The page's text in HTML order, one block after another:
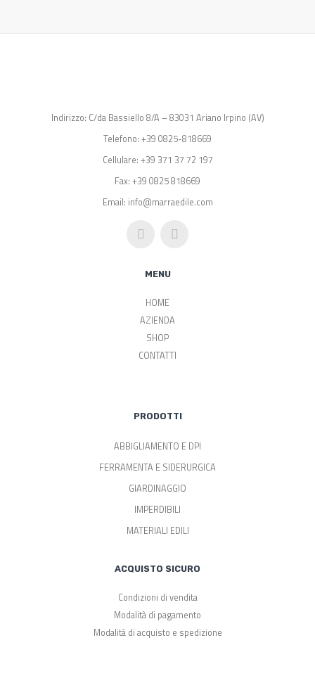
Indirizzo: C/da Bassiello 8/A – 83031 Ariano Irpino (AV)
Telefono: +39 0825-818669
Cellulare: +39 371 37 72 197
Fax: +39 0825 818669
Email: info@marraedile.com
MENU
HOME
AZIENDA
SHOP
CONTATTI
PRODOTTI
ABBIGLIAMENTO E DPI
FERRAMENTA E SIDERURGICA
GIARDINAGGIO
IMPERDIBILI
MATERIALI EDILI
ACQUISTO SICURO
Condizioni di vendita
Modalità di pagamento
Modalità di acquisto e spedizione